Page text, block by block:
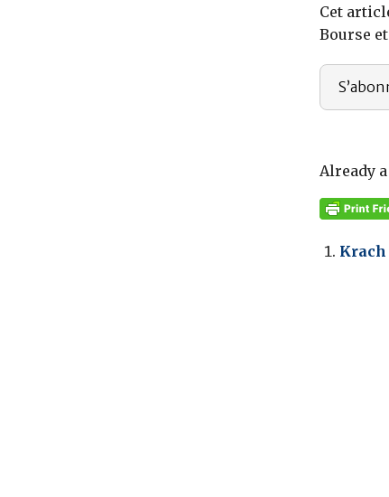
Cet
Bourse
Already
Krach